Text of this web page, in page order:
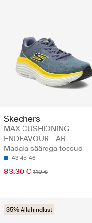
Skechers
MAX CUSHIONING
ENDEAVOUR - AR -
Madala säärega tossud
43 45 46
83.30 € 119 €
35% Allahindlust